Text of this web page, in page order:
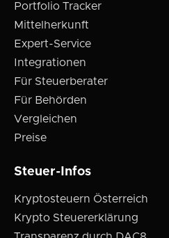
Portfolio Tracker
Mittelherkunft
Expert-Service
Integrationen
Für Steuerberater
Für Behörden
Vergleichen
Preise
Steuer-Infos
Kryptosteuern Österreich
Krypto Steuererklärung